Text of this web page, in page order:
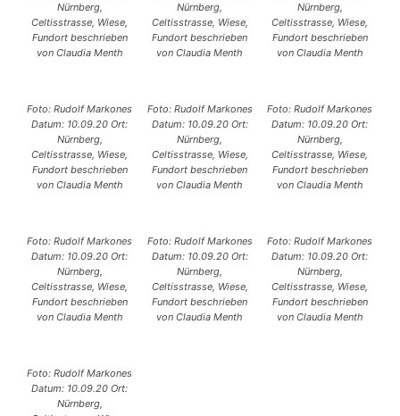
Nürnberg,
Celtisstrasse, Wiese,
Fundort beschrieben
von Claudia Menth
Nürnberg,
Celtisstrasse, Wiese,
Fundort beschrieben
von Claudia Menth
Nürnberg,
Celtisstrasse, Wiese,
Fundort beschrieben
von Claudia Menth
Foto: Rudolf Markones
Datum: 10.09.20 Ort:
Nürnberg,
Celtisstrasse, Wiese,
Fundort beschrieben
von Claudia Menth
Foto: Rudolf Markones
Datum: 10.09.20 Ort:
Nürnberg,
Celtisstrasse, Wiese,
Fundort beschrieben
von Claudia Menth
Foto: Rudolf Markones
Datum: 10.09.20 Ort:
Nürnberg,
Celtisstrasse, Wiese,
Fundort beschrieben
von Claudia Menth
Foto: Rudolf Markones
Datum: 10.09.20 Ort:
Nürnberg,
Celtisstrasse, Wiese,
Fundort beschrieben
von Claudia Menth
Foto: Rudolf Markones
Datum: 10.09.20 Ort:
Nürnberg,
Celtisstrasse, Wiese,
Fundort beschrieben
von Claudia Menth
Foto: Rudolf Markones
Datum: 10.09.20 Ort:
Nürnberg,
Celtisstrasse, Wiese,
Fundort beschrieben
von Claudia Menth
Foto: Rudolf Markones
Datum: 10.09.20 Ort:
Nürnberg,